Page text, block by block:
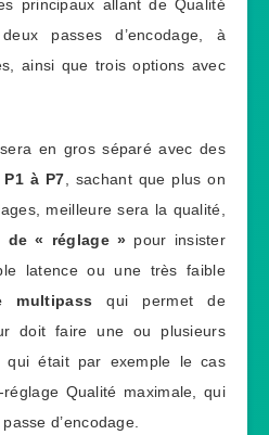
principaux allant de Qualité
passes d’encodage, à
ainsi que trois options avec
en gros séparé avec des
à P7 , sachant que plus on
meilleure sera la qualité,
de « réglage » pour insister
latence ou une très faible
multipass qui permet de
doit faire une ou plusieurs
qui était par exemple le cas
Qualité maximale, qui
d’encodage.